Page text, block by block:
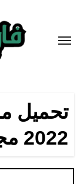
المحتوى
تحميل
2022 مجانا